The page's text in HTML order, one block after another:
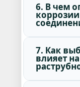
6. В чем
7. Как
влияет